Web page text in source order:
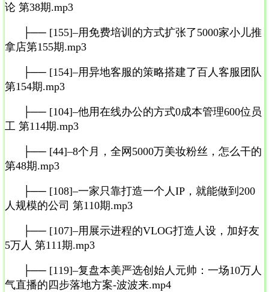
论 第38期.mp3
├── [155]–用免费培训的方式扩张了5000家小儿推
拿店第155期.mp3
├── [154]–用异地客服的策略搭建了百人客服团队
第154期.mp3
├── [104]–他用在线办公的方式0成本管理600位员
工 第114期.mp3
├── [44]–8个月，全网5000万美妆粉丝，怎么干的
第48期.mp3
├── [108]–一家只靠打造一个人IP，就能做到200
人规模的公司 第110期.mp3
├── [107]–用展示进程的VLOG打造人设，加好友
5万人 第111期.mp3
├── [119]–复盘本美严选创始人元帅：一场10万人
气直播的四步落地方案-波波来.mp4